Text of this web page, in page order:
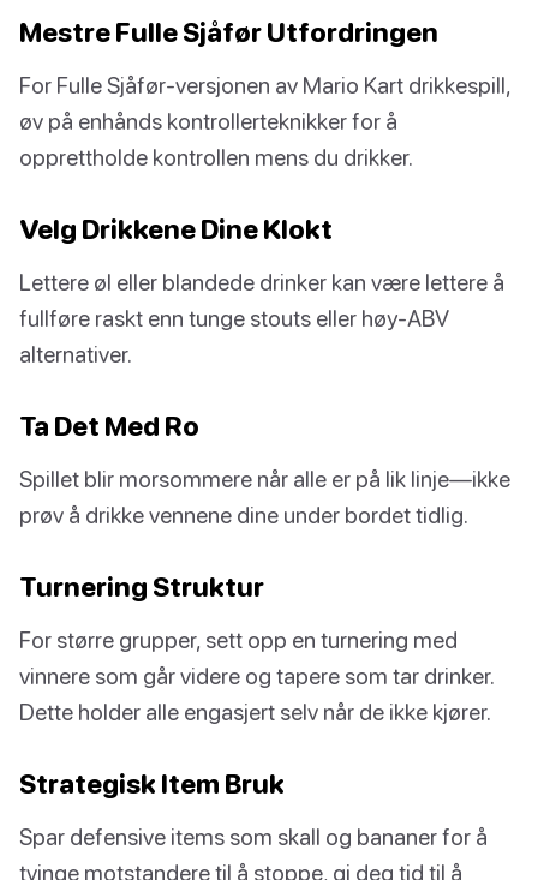
Mestre Fulle Sjåfør Utfordringen
For Fulle Sjåfør-versjonen av Mario Kart drikkespill,
øv på enhånds kontrollerteknikker for å
opprettholde kontrollen mens du drikker.
Velg Drikkene Dine Klokt
Lettere øl eller blandede drinker kan være lettere å
fullføre raskt enn tunge stouts eller høy-ABV
alternativer.
Ta Det Med Ro
Spillet blir morsommere når alle er på lik linje—ikke
prøv å drikke vennene dine under bordet tidlig.
Turnering Struktur
For større grupper, sett opp en turnering med
vinnere som går videre og tapere som tar drinker.
Dette holder alle engasjert selv når de ikke kjører.
Strategisk Item Bruk
Spar defensive items som skall og bananer for å
tvinge motstandere til å stoppe, gi deg tid til å